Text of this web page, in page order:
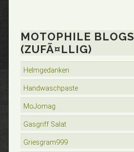
MOTOPHILE BLOGS
(ZUFÃ¤LLIG)
Helmgedanken
Handwaschpaste
MoJomag
Gasgriff Salat
Griesgram999